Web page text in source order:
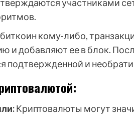
участниками
кому-либо,
и добавляют ее в блок.
подтвержденной и
Криптовалюты могут